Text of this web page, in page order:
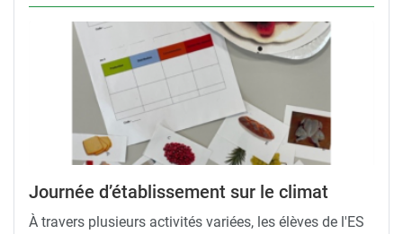
Journée d’établissement sur le climat
À travers plusieurs activités variées, les élèves de l'ES